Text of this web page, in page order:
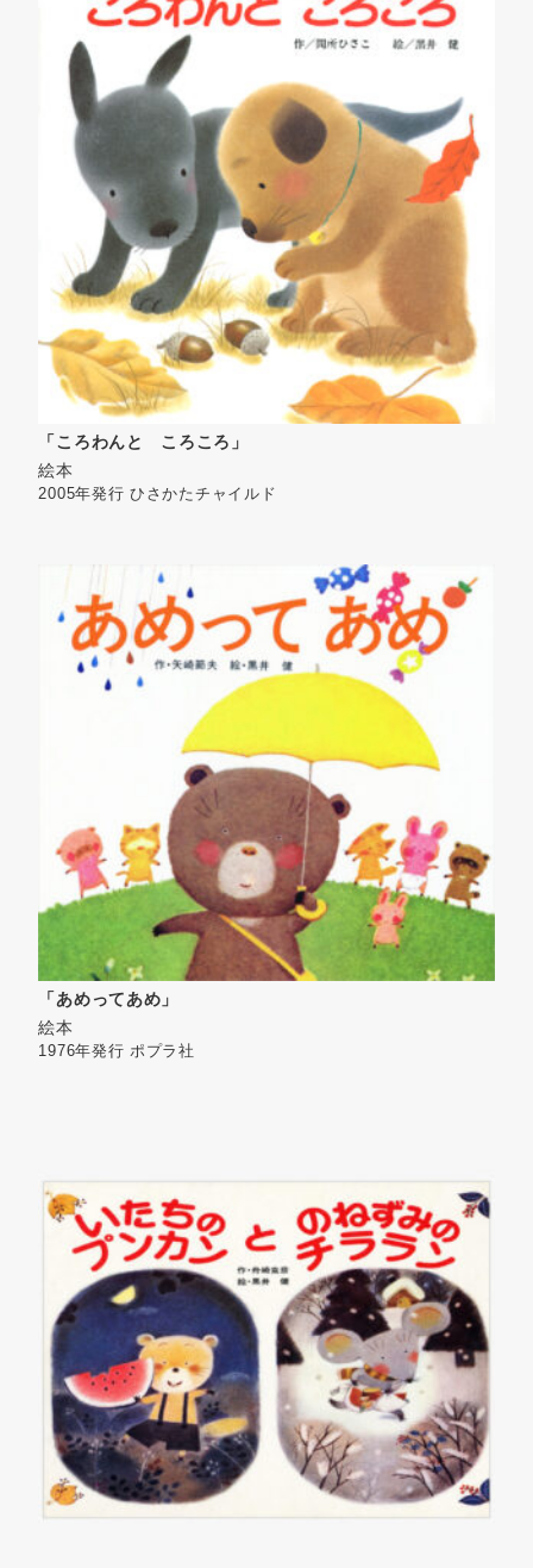
「ころわんと ころころ」
絵本
2005年発行 ひさかたチャイルド
「あめってあめ」
絵本
1976年発行 ポプラ社